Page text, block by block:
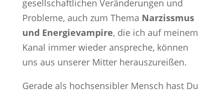
gesellschaftlichen Veränderungen und
Probleme, auch zum Thema Narzissmus
und Energievampire, die ich auf meinem
Kanal immer wieder anspreche, können
uns aus unserer Mitter herauszureißen.
Gerade als hochsensibler Mensch hast Du